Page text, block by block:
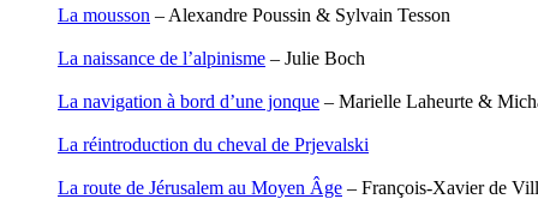
Croiziers de Lacvivier Aurélie
Debove Florence
Dedet Christian
Delaunay Matthieu
Delloye Bernard
Transsibérien
Yukon
La mousson – Alexandre Poussin & Sylvain Tesson
La naissance de l’alpinisme – Julie Boch
La navigation à bord d’une jonque – Marielle Laheurte &
La réintroduction du cheval de Prjevalski
La route de Jérusalem au Moyen Âge – François-Xavier de